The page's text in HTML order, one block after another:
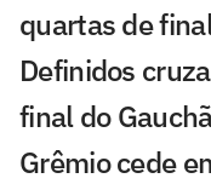
quartas de
Definidos
final do
Grêmio cede